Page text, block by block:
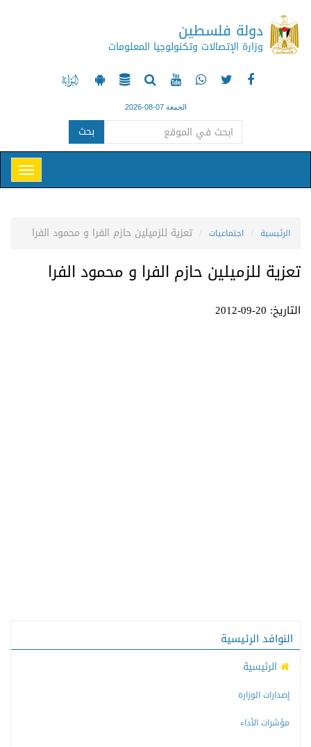
دولة فلسطين
وزارة الإتصالات وتكنولوجيا المعلومات
الجمعة 07-08-2026
بحث
الرئيسية اجتماعيات تعزية للزميلين حازم الفرا و محمود الفرا
تعزية للزميلين حازم الفرا و محمود الفرا
التاريخ: 20-09-2012
النوافد الرئيسية
الرئيسية
إصدارات الوزارة
مؤشرات الأداء